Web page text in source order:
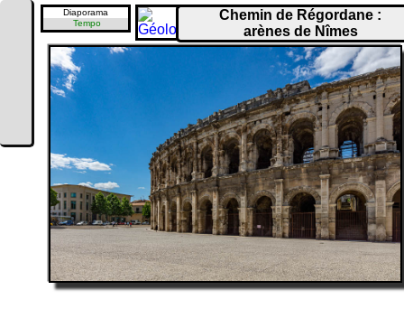
Diaporama
Tempo
Chemin de Régordane :
arènes de Nîmes